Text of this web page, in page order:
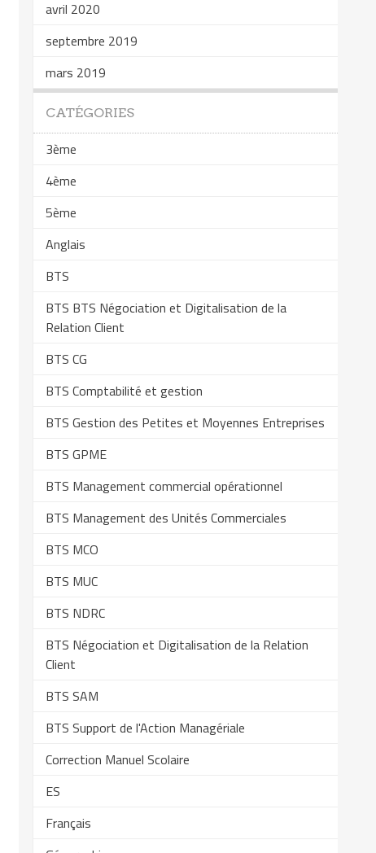
avril 2020
septembre 2019
mars 2019
CATÉGORIES
3ème
4ème
5ème
Anglais
BTS
BTS BTS Négociation et Digitalisation de la
Relation Client
BTS CG
BTS Comptabilité et gestion
BTS Gestion des Petites et Moyennes Entreprises
BTS GPME
BTS Management commercial opérationnel
BTS Management des Unités Commerciales
BTS MCO
BTS MUC
BTS NDRC
BTS Négociation et Digitalisation de la Relation
Client
BTS SAM
BTS Support de l'Action Managériale
Correction Manuel Scolaire
ES
Français